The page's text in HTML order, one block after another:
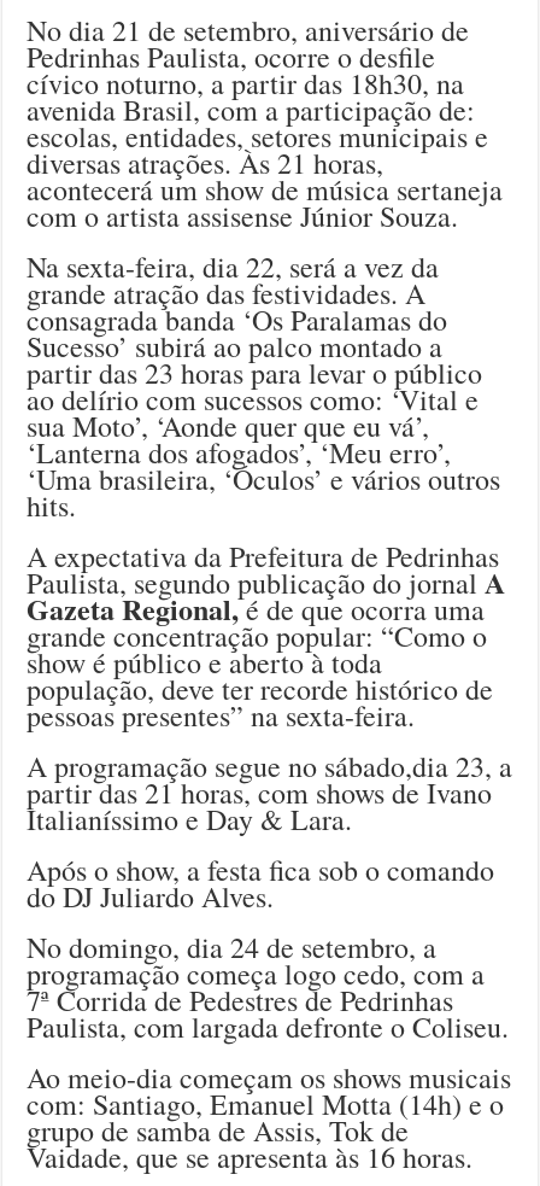
No dia 21 de setembro, aniversário de
Pedrinhas Paulista, ocorre o desfile
cívico noturno, a partir das 18h30, na
avenida Brasil, com a participação de:
escolas, entidades, setores municipais e
diversas atrações. Às 21 horas,
acontecerá um show de música sertaneja
com o artista assisense Júnior Souza.
Na sexta-feira, dia 22, será a vez da
grande atração das festividades. A
consagrada banda ‘Os Paralamas do
Sucesso’ subirá ao palco montado a
partir das 23 horas para levar o público
ao delírio com sucessos como: ‘Vital e
sua Moto’, ‘Aonde quer que eu vá’,
‘Lanterna dos afogados’, ‘Meu erro’,
‘Uma brasileira, ‘Óculos’ e vários outros
hits.
A expectativa da Prefeitura de Pedrinhas
Paulista, segundo publicação do jornalA
Gazeta Regional,é de que ocorra uma
grande concentração popular: “Como o
show é público e aberto à toda
população, deve ter recorde histórico de
pessoas presentes” na sexta-feira.
A programação segue no sábado,dia 23, a
partir das 21 horas, com shows de Ivano
Italianíssimo e Day & Lara.
Após o show, a festa fica sob o comando
do DJ Juliardo Alves.
No domingo, dia 24 de setembro, a
programação começa logo cedo, com a
7ª Corrida de Pedestres de Pedrinhas
Paulista, com largada defronte o Coliseu.
Ao meio-dia começam os shows musicais
com: Santiago, Emanuel Motta (14h) e o
grupo de samba de Assis, Tok de
Vaidade, que se apresenta às 16 horas.